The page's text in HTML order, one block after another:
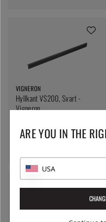
VIGNERON
Hyllkant VS200, Svart -
Vigneron
ARE YOU IN THE
USA